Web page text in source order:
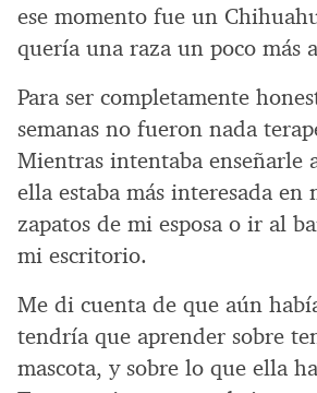
ese momento fue un
quería una raza un poco más
Para ser completamente
semanas no fueron nada
Mientras intentaba enseñarle
ella estaba más interesada en
zapatos de mi esposa o ir al
mi escritorio.
Me di cuenta de que aún
tendría que aprender sobre
mascota, y sobre lo que ella